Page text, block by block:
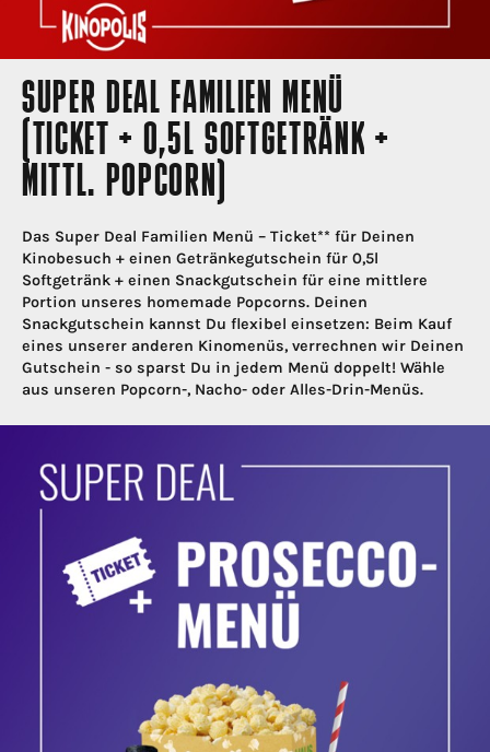
SUPER DEAL FAMILIEN MENÜ
(TICKET + 0,5L SOFTGETRÄNK +
MITTL. POPCORN)
Das Super Deal Familien Menü – Ticket** für Deinen
Kinobesuch + einen Getränkegutschein für 0,5l
Softgetränk + einen Snackgutschein für eine mittlere
Portion unseres homemade Popcorns. Deinen
Snackgutschein kannst Du flexibel einsetzen: Beim Kauf
eines unserer anderen Kinomenüs, verrechnen wir Deinen
Gutschein - so sparst Du in jedem Menü doppelt! Wähle
aus unseren Popcorn-, Nacho- oder Alles-Drin-Menüs.